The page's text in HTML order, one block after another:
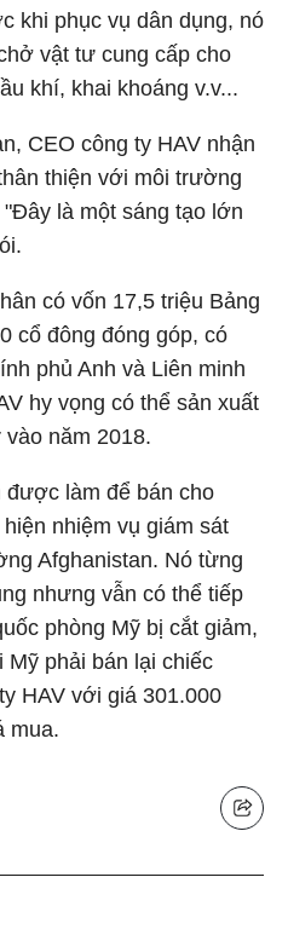
khi phục vụ dân dụng, nó
vật tư cung cấp cho
khí, khai khoáng v.v...
CEO công ty HAV nhận
thiện với môi trường
là một sáng tạo lớn
có vốn 17,5 triệu Bảng
cổ đông đóng góp, có
phủ Anh và Liên minh
hy vọng có thể sản xuất
năm 2018.
được làm để bán cho
nhiệm vụ giám sát
Afghanistan. Nó từng
nhưng vẫn có thể tiếp
phòng Mỹ bị cắt giảm,
Mỹ phải bán lại chiếc
HAV với giá 301.000
mua.